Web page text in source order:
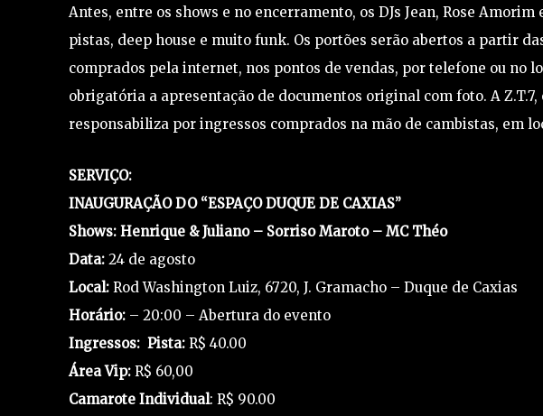
Antes, entre os shows e no encerramento, os DJs Jean, Rose
pistas, deep house e muito funk. Os portões serão abertos a partir
comprados pela internet, nos pontos de vendas, por telefone ou no
obrigatória a apresentação de documentos original com foto. A
responsabiliza por ingressos comprados na mão de cambistas, em
SERVIÇO:
INAUGURAÇÃO DO “ESPAÇO DUQUE DE CAXIAS”
Shows: Henrique & Juliano – Sorriso Maroto – MC Théo
Data: 24 de agosto
Local: Rod Washington Luiz, 6720, J. Gramacho – Duque de Caxias
Horário: – 20:00 – Abertura do evento
Ingressos: Pista: R$ 40.00
Área Vip: R$ 60,00
Camarote Individual: R$ 90.00